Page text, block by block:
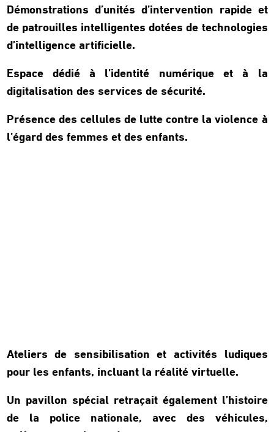
Démonstrations d’unités d’intervention rapide et
de patrouilles intelligentes dotées de technologies
d’intelligence artificielle.
Espace dédié à l’identité numérique et à la
digitalisation des services de sécurité.
Présence des cellules de lutte contre la violence à
l’égard des femmes et des enfants.
Ateliers de sensibilisation et activités ludiques
pour les enfants, incluant la réalité virtuelle.
Un pavillon spécial retraçait également l’histoire
de la police nationale, avec des véhicules,